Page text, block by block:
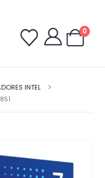
0
INTEL